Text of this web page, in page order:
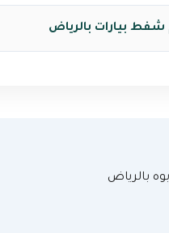
شفط بيارات بالرياض
بالرياض